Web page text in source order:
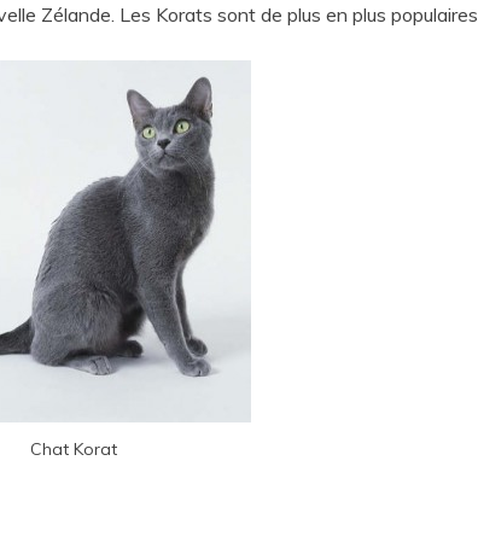
Zélande. Les Korats sont de plus en plus populaires.
Chat Korat